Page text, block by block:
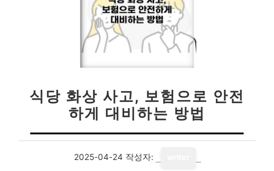
식당 화상 사고, 보험으로 안전
하게 대비하는 방법
2025-04-24 작성자: